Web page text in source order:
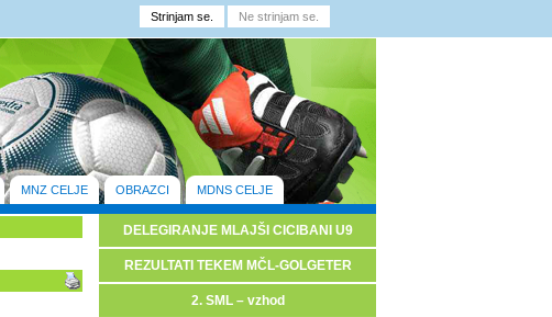
MNZ CELJE OBRAZCI MDNS CELJE
DELEGIRANJE MLAJŠI CICIBANI U9
REZULTATI TEKEM MČL-GOLGETER
2. SML – vzhod